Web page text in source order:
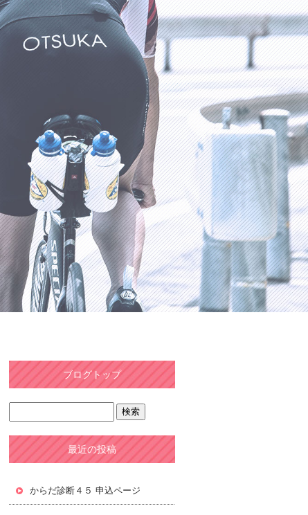
ブログトップ
最近の投稿
からだ診断４５ 申込ページ